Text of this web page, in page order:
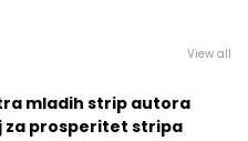
View all
mladih strip autora
za prosperitet stripa